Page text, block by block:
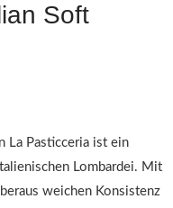
Soft
La Pasticceria ist ein
Lombardei. Mit
weichen Konsistenz